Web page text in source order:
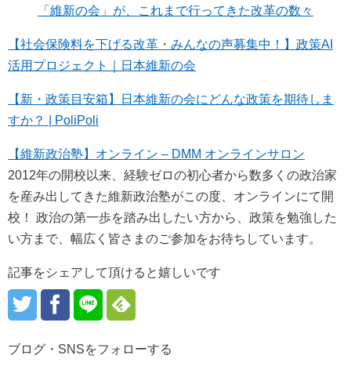
「維新の会」が、これまで行ってきた改革の数々
【社会保険料を下げる改革・みんなの声募集中！】政策AI
活用プロジェクト｜日本維新の会
【新・政策目安箱】日本維新の会にどんな政策を期待しま
すか？ | PoliPoli
【維新政治塾】オンライン – DMM オンラインサロン
2012年の開校以来、経験ゼロの初心者から数多くの政治家
を産み出してきた維新政治塾がこの度、オンラインにて開
校！ 政治の第一歩を踏み出したい方から、政策を勉強した
い方まで、幅広く皆さまのご参加をお待ちしています。
記事をシェアして頂けると嬉しいです
ブログ・SNSをフォローする